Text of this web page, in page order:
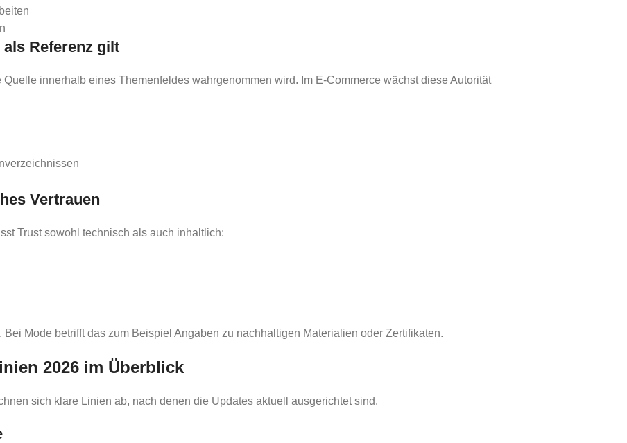
Referenz gilt
innerhalb eines Themenfeldes wahrgenommen wird. Im E-Commerce wächst diese Autorität
Vertrauen
Trust sowohl technisch als auch inhaltlich:
Mode betrifft das zum Beispiel Angaben zu nachhaltigen Materialien oder Zertifikaten.
2026 im Überblick
sich klare Linien ab, nach denen die Updates aktuell ausgerichtet sind.